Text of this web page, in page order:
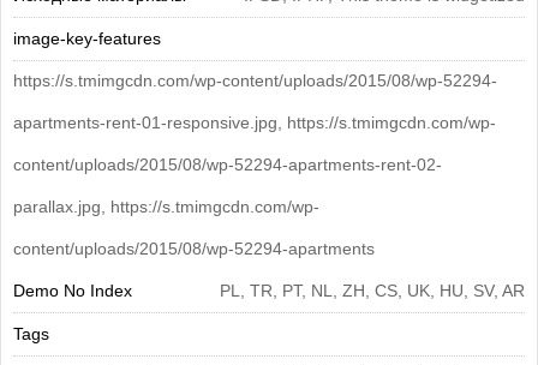
image-key-features
https://s.tmimgcdn.com/wp-content/uploads/2015/08/wp-52294-
apartments-rent-01-responsive.jpg, https://s.tmimgcdn.com/wp-
content/uploads/2015/08/wp-52294-apartments-rent-02-
parallax.jpg, https://s.tmimgcdn.com/wp-
content/uploads/2015/08/wp-52294-apartments
Demo No Index PL, TR, PT, NL, ZH, CS, UK, HU, SV, AR
Tags